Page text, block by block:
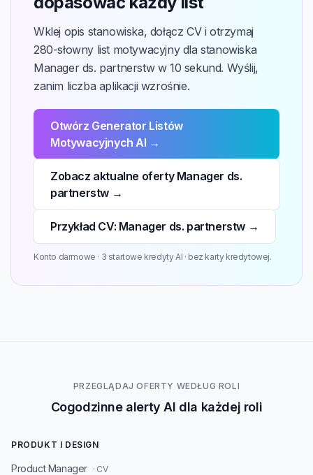
Wklej opis stanowiska, dołącz CV i otrzymaj
280-słowny list motywacyjny dla stanowiska
Manager ds. partnerstw w 10 sekund. Wyślij,
zanim liczba aplikacji wzrośnie.
Otwórz Generator Listów
Motywacyjnych AI →
Zobacz aktualne oferty Manager ds.
partnerstw →
Przykład CV: Manager ds. partnerstw →
Konto darmowe · 3 startowe kredyty AI · bez karty kredytowej.
PRZEGLĄDAJ OFERTY WEDŁUG ROLI
Cogodzinne alerty AI dla każdej roli
PRODUKT I DESIGN
Product Manager · CV